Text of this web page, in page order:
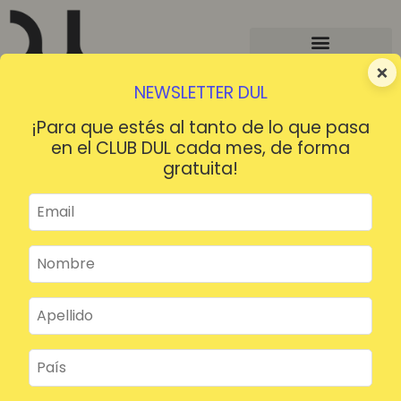
×
NEWSLETTER DUL
¡Para que estés al tanto de lo que pasa
en el CLUB DUL cada mes, de forma
gratuita!
¡HOLA!